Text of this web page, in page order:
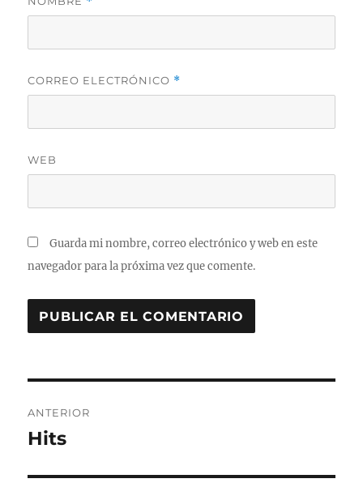
CORREO ELECTRÓNICO *
WEB
Guarda mi nombre, correo electrónico y web en este
navegador para la próxima vez que comente.
de
ANTERIOR
Entrada
Hits